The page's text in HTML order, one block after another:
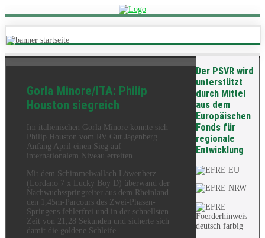
Der PSVR wird
unterstützt
durch Mittel
aus dem
Europäischen
Fonds für
regionale
Entwicklung
Gorla Minore/ITA: Philip
Houston siegreich
Im italienischen Gorla Minore konnte sich
Philip Houston vom RV Gut Jagenberg
Anfang April einen Sieg auf
internationalem Niveau erreiten.
Mit dem Schimmelwallach Löwenherz
(Lordano 7 x Lucky Boy D) überwand der
Nachwuchsspringreiter aus dem Rheinland
den 1,45m-Parcours des Zwei-Phasen-
Springens fehlerfrei und in der schnellsten
Zeit von 21,28 Sekunden und sicherte sich
damit die goldene Schleife.